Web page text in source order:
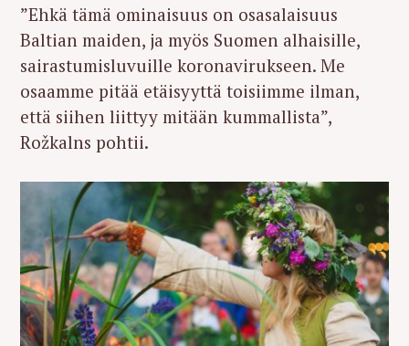
”Ehkä tämä ominaisuus on osasalaisuus
Baltian maiden, ja myös Suomen alhaisille,
sairastumisluvuille koronavirukseen. Me
osaamme pitää etäisyyttä toisiimme ilman,
että siihen liittyy mitään kummallista”,
Rožkalns pohtii.